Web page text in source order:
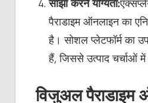
साझा करने योग्यता:
पैराडाइम ऑनलाइन का
है। सोशल प्लेटफॉर्म का
हैं, जिससे उत्पाद चर्चाओं में
विजुअल पैराडाइम